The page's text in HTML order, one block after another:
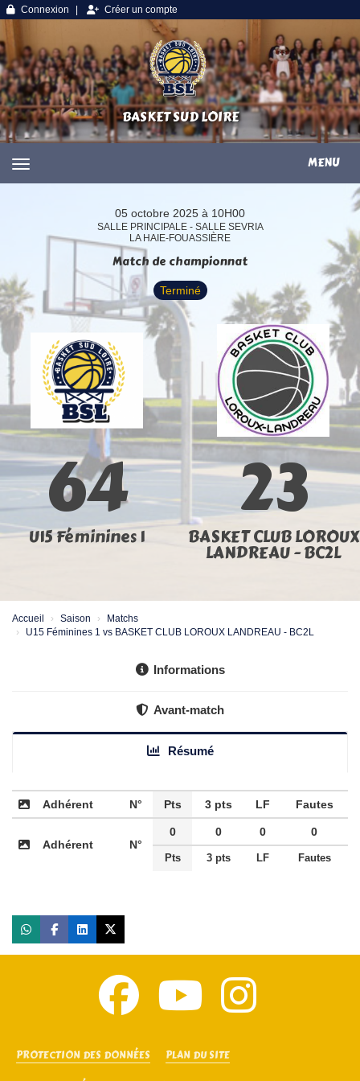
Connexion Créer un compte
BASKET SUD LOIRE
MENU
05 octobre 2025 à 10H00
SALLE PRINCIPALE - SALLE SEVRIA
LA HAIE-FOUASSIÈRE
Match de championnat
Terminé
64 23
U15 Féminines 1 BASKET CLUB LOROUX
LANDREAU - BC2L
Accueil Saison
Matchs
U15 Féminines 1 vs BASKET CLUB LOROUX LANDREAU - BC2L
Informations
Avant-match
Résumé
Adhérent N° Pts 3 pts LF Fautes
Adhérent N°
0 0 0 0
Pts 3 pts LF Fautes
PROTECTION DES DONNÉES PLAN DU SITE
Panneau de gestion des cookies